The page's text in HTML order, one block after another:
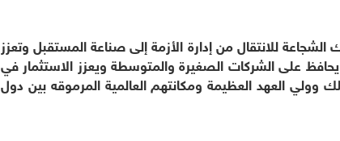
الشجاعة للانتقال من إدارة الأزمة إلى صناعة المستقبل وتعزز
على الشركات الصغيرة والمتوسطة ويعزز الاستثمار في
وولي العهد العظيمة ومكانتهم العالمية المرموقه بين دول